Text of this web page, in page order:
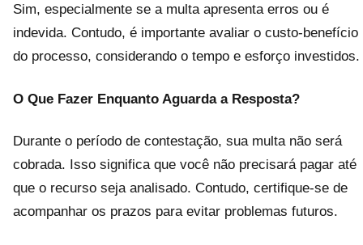
Sim, especialmente se a multa apresenta erros ou é
indevida. Contudo, é importante avaliar o custo-benefício
do processo, considerando o tempo e esforço investidos.
O Que Fazer Enquanto Aguarda a Resposta?
Durante o período de contestação, sua multa não será
cobrada. Isso significa que você não precisará pagar até
que o recurso seja analisado. Contudo, certifique-se de
acompanhar os prazos para evitar problemas futuros.